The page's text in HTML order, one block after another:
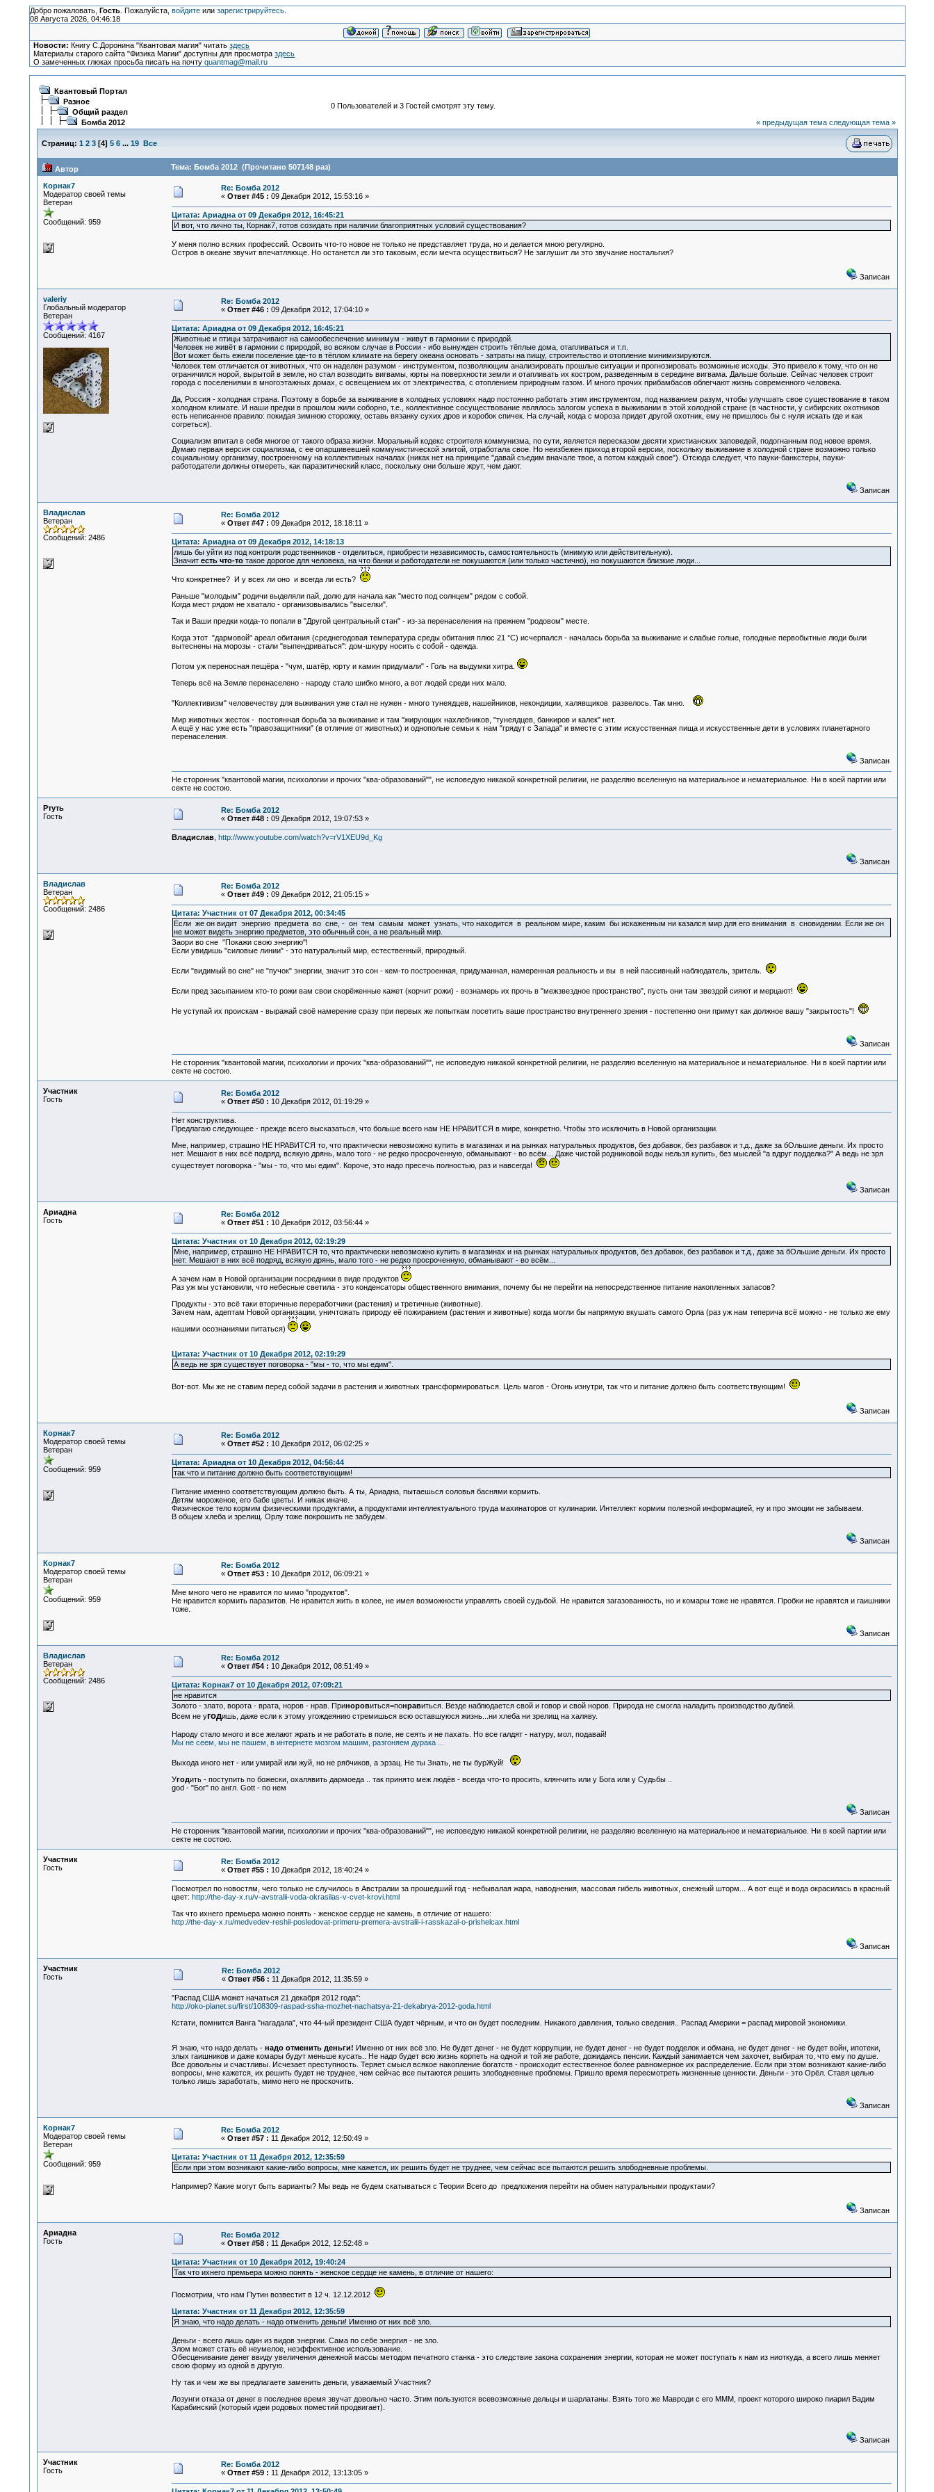
Добро пожаловать, Гость. Пожалуйста, войдитеили зарегистрируйтесь.
08 Августа 2026, 04:46:18
Новости: Книгу С.Доронина "Квантовая магия" читатьздесь
Материалы старого сайта "Физика Магии" доступны для просмотраздесь
О замеченных глюках просьба писать на почтуquantmag@mail.ru
Квантовый Портал
Разное
Общий раздел
Бомба 2012
0 Пользователей и 3 Гостей смотрят эту тему.
« предыдущая тема следующая тема »
Страниц: 1 2 3[4] 5 6 ... 19 Все
Автор Тема: Бомба 2012 (Прочитано 507148 раз)
Корнак7
Модератор своей темы
Ветеран
Сообщений: 959
Re: Бомба 2012
« Ответ #45 : 09 Декабря 2012, 15:53:16 »
Цитата: Ариадна от 09 Декабря 2012, 16:45:21
И вот, что лично ты, Корнак7, готов созидать при наличии благоприятных условий существования?
У меня полно всяких профессий. Освоить что-то новое не только не представляет труда, но и делается мною регулярно.
Остров в океане звучит впечатляюще. Но останется ли это таковым, если мечта осуществиться? Не заглушит ли это звучание ностальгия?
Записан
valeriy
Глобальный модератор
Ветеран
Сообщений: 4167
Re: Бомба 2012
« Ответ #46 : 09 Декабря 2012, 17:04:10 »
Цитата: Ариадна от 09 Декабря 2012, 16:45:21
Животные и птицы затрачивают на самообеспечение минимум - живут в гармонии с природой.
Человек не живёт в гармонии с природой, во всяком случае в России - ибо вынужден строить тёплые дома, отапливаться и т.п.
Вот может быть ежели поселение где-то в тёплом климате на берегу океана основать - затраты на пищу, строительство и отопление минимизируются.
Человек тем отличается от животных, что он наделен разумом - инструментом, позволяющим анализировать прошлые ситуации и прогнозировать возможные исходы. Это привело к тому, что он не
ограничился норой, вырытой в земле, но стал возводить вигвамы, юрты на поверхности земли и отапливать их костром, разведенным в середине вигвама. Дальше больше. Сейчас человек строит
города с поселениями в многоэтажных домах, с освещением их от электричества, с отоплением природным газом. И много прочих прибамбасов облегчают жизнь современного человека.
Да, Россия - холодная страна. Поэтому в борьбе за выживание в холодных условиях надо постоянно работать этим инструментом, под названием разум, чтобы улучшать свое существование в таком
холодном климате. И наши предки в прошлом жили соборно, т.е., коллективное сосуществование являлось залогом успеха в выживании в этой холодной стране (в частности, у сибирских охотников
есть неписанное правило: покидая зимнюю сторожку, оставь вязанку сухих дров и коробок спичек. На случай, когда с мороза придет другой охотник, ему не пришлось бы с нуля искать где и как
согреться).
Социализм впитал в себя многое от такого образа жизни. Моральный кодекс строителя коммунизма, по сути, является пересказом десяти христианских заповедей, подогнанным под новое время.
Думаю первая версия социализма, с ее опаршивевшей коммунистической элитой, отработала свое. Но неизбежен приход второй версии, поскольку выживание в холодной стране возможно только
социальному организму, построенному на коллективных началах (никак нет на принципе "давай съедим вначале твое, а потом каждый свое"). Отсюда следует, что пауки-банкстеры, пауки-
работодатели должны отмереть, как паразитический класс, поскольку они больше жрут, чем дают.
Записан
Владислав
Ветеран
Сообщений: 2486
Re: Бомба 2012
« Ответ #47 : 09 Декабря 2012, 18:18:11 »
Цитата: Ариадна от 09 Декабря 2012, 14:18:13
лишь бы уйти из под контроля родственников - отделиться, приобрести независимость, самостоятельность (мнимую или действительную).
Значит есть что-то такое дорогое для человека, на что банки и работодатели не покушаются (или только частично), но покушаются близкие люди...
Что конкретнее? И у всех ли оно и всегда ли есть?
Раньше "молодым" родичи выделяли пай, долю для начала как "место под солнцем" рядом с собой.
Когда мест рядом не хватало - организовывались "выселки".
Так и Ваши предки когда-то попали в "Другой центральный стан" - из-за перенаселения на прежнем "родовом" месте.
Когда этот "дармовой" ареал обитания (среднегодовая температура среды обитания плюс 21 °С) исчерпался - началась борьба за выживание и слабые голые, голодные первобытные люди были
вытеснены на морозы - стали "выпендриваться": дом-шкуру носить с собой - одежда.
Потом уж переносная пещёра - "чум, шатёр, юрту и камин придумали" - Голь на выдумки хитра.
Теперь всё на Земле перенаселено - народу стало шибко много, а вот людей среди них мало.
"Коллективизм" человечеству для выживания уже стал не нужен - много тунеядцев, нашейников, некондиции, халявщиков развелось. Так мню.
Мир животных жесток - постоянная борьба за выживание и там "жирующих нахлебников, "тунеядцев, банкиров и калек" нет.
А ещё у нас уже есть "правозащитники" (в отличие от животных) и однополые семьи к нам "грядут с Запада" и вместе с этим искусственная пища и искусственные дети в условиях планетарного
перенаселения.
Записан
Не сторонник "квантовой магии, психологии и прочих "ква-образований"", не исповедую никакой конкретной религии, не разделяю вселенную на материальное и нематериальное. Ни в коей партии или
секте не состою.
Ртуть
Гость
Re: Бомба 2012
« Ответ #48 : 09 Декабря 2012, 19:07:53 »
Владислав, http://www.youtube.com/watch?v=rV1XEU9d_Kg
Записан
Владислав
Ветеран
Сообщений: 2486
Re: Бомба 2012
« Ответ #49 : 09 Декабря 2012, 21:05:15 »
Цитата: Участник от 07 Декабря 2012, 00:34:45
Если же он видит энергию предмета во сне, - он тем самым может узнать, что находится в реальном мире, каким бы искаженным ни казался мир для его внимания в сновидении. Если же он
не может видеть энергию предметов, это обычный сон, а не реальный мир.
Заори во сне "Покажи свою энергию"!
Если увидишь "силовые линии" - это натуральный мир, естественный, природный.
Если "видимый во сне" не "пучок" энергии, значит это сон - кем-то построенная, придуманная, намеренная реальность и вы в ней пассивный наблюдатель, зритель.
Если пред засыпанием кто-то рожи вам свои скорёженные кажет (корчит рожи) - вознамерь их прочь в "межзвездное пространство", пусть они там звездой сияют и мерцают!
Не уступай их проискам - выражай своё намерение сразу при первых же попыткам посетить ваше пространство внутреннего зрения - постепенно они примут как должное вашу "закрытость"!
Записан
Не сторонник "квантовой магии, психологии и прочих "ква-образований"", не исповедую никакой конкретной религии, не разделяю вселенную на материальное и нематериальное. Ни в коей партии или
секте не состою.
Участник
Гость
Re: Бомба 2012
« Ответ #50 : 10 Декабря 2012, 01:19:29 »
Нет конструктива.
Предлагаю следующее - прежде всего высказаться, что больше всего нам НЕ НРАВИТСЯ в мире, конкретно. Чтобы это исключить в Новой организации.
Мне, например, страшно НЕ НРАВИТСЯ то, что практически невозможно купить в магазинах и на рынках натуральных продуктов, без добавок, без разбавок и т.д., даже за бОльшие деньги. Их просто
нет. Мешают в них всё подряд, всякую дрянь, мало того - не редко просроченную, обманывают - во всём... Даже чистой родниковой воды нельзя купить, без мыслей "а вдруг подделка?" А ведь не зря
существует поговорка - "мы - то, что мы едим". Короче, это надо пресечь полностью, раз и навсегда!
Записан
Ариадна
Гость
Re: Бомба 2012
« Ответ #51 : 10 Декабря 2012, 03:56:44 »
Цитата: Участник от 10 Декабря 2012, 02:19:29
Мне, например, страшно НЕ НРАВИТСЯ то, что практически невозможно купить в магазинах и на рынках натуральных продуктов, без добавок, без разбавок и т.д., даже за бОльшие деньги. Их просто
нет. Мешают в них всё подряд, всякую дрянь, мало того - не редко просроченную, обманывают - во всём...
А зачем нам в Новой организации посредники в виде продуктов
Раз уж мы установили, что небесные светила - это конденсаторы общественного внимания, почему бы не перейти на непосредственное питание накопленных запасов?
Продукты - это всё таки вторичные переработчики (растения) и третичные (животные).
Зачем нам, адептам Новой организации, уничтожать природу её пожиранием (растения и животные) когда могли бы напрямую вкушать самого Орла (раз уж нам теперича всё можно - не только же ему
нашими осознаниями питаться)
Цитата: Участник от 10 Декабря 2012, 02:19:29
А ведь не зря существует поговорка - "мы - то, что мы едим".
Вот-вот. Мы же не ставим перед собой задачи в растения и животных трансформироваться. Цель магов - Огонь изнутри, так что и питание должно быть соответствующим!
Записан
Корнак7
Модератор своей темы
Ветеран
Сообщений: 959
Re: Бомба 2012
« Ответ #52 : 10 Декабря 2012, 06:02:25 »
Цитата: Ариадна от 10 Декабря 2012, 04:56:44
так что и питание должно быть соответствующим!
Питание именно соответствующим должно быть. А ты, Ариадна, пытаешься соловья баснями кормить.
Детям мороженое, его бабе цветы. И никак иначе.
Физическое тело кормим физическими продуктами, а продуктами интеллектуального труда махинаторов от кулинарии. Интеллект кормим полезной информацией, ну и про эмоции не забываем.
В общем хлеба и зрелищ. Орлу тоже покрошить не забудем.
Записан
Корнак7
Модератор своей темы
Ветеран
Сообщений: 959
Re: Бомба 2012
« Ответ #53 : 10 Декабря 2012, 06:09:21 »
Мне много чего не нравится по мимо "продуктов".
Не нравится кормить паразитов. Не нравится жить в колее, не имея возможности управлять своей судьбой. Не нравится загазованность, но и комары тоже не нравятся. Пробки не нравятся и гаишники
тоже.
Записан
Владислав
Ветеран
Сообщений: 2486
Re: Бомба 2012
« Ответ #54 : 10 Декабря 2012, 08:51:49 »
Цитата: Корнак7 от 10 Декабря 2012, 07:09:21
не нравится
Золото - злато, ворота - врата, норов - нрав. Приноровиться=понравиться. Везде наблюдается свой и говор и свой норов. Природа не смогла наладить производство дублей.
Всем не угодишь, даже если к этому угождеянию стремишься всю оставшуюся жизнь...ни хлеба ни зрелищ на халяву.
Народу стало много и все желают жрать и не работать в поле, не сеять и не пахать. Но все галдят - натуру, мол, подавай!
Мы не сеем, мы не пашем, в интернете мозгом машим, разгоняем дурака ...
Выхода иного нет - или умирай или жуй, но не рябчиков, а эрзац. Не ты Знать, не ты бурЖуй!
Угодить - поступить по божески, охалявить дармоеда .. так принято меж людёв - всегда что-то просить, клянчить или у Бога или у Судьбы ..
god - "Бог" по англ. Gott - по нем
Записан
Не сторонник "квантовой магии, психологии и прочих "ква-образований"", не исповедую никакой конкретной религии, не разделяю вселенную на материальное и нематериальное. Ни в коей партии или
секте не состою.
Участник
Гость
Re: Бомба 2012
« Ответ #55 : 10 Декабря 2012, 18:40:24 »
Посмотрел по новостям, чего только не случилось в Австралии за прошедший год - небывалая жара, наводнения, массовая гибель животных, снежный шторм... А вот ещё и вода окрасилась в красный
цвет: http://the-day-x.ru/v-avstralii-voda-okrasilas-v-cvet-krovi.html
Так что ихнего премьера можно понять - женское сердце не камень, в отличие от нашего:
http://the-day-x.ru/medvedev-reshil-posledovat-primeru-premera-avstralii-i-rasskazal-o-prishelcax.html
Записан
Участник
Гость
Re: Бомба 2012
« Ответ #56 : 11 Декабря 2012, 11:35:59 »
"Распад США может начаться 21 декабря 2012 года":
http://oko-planet.su/first/108309-raspad-ssha-mozhet-nachatsya-21-dekabrya-2012-goda.html
Кстати, помнится Ванга "нагадала", что 44-ый президент США будет чёрным, и что он будет последним. Никакого давления, только сведения.. Распад Америки = распад мировой экономики.
Я знаю, что надо делать - надо отменить деньги! Именно от них всё зло. Не будет денег - не будет коррупции, не будет денег - не будет подделок и обмана, не будет денег - не будет войн, ипотеки,
злых гаишников и даже комары будут меньше кусать.. Не надо будет всю жизнь корпеть на одной и той же работе, дожидаясь пенсии. Каждый занимается чем захочет, выбирая то, что ему по душе.
Все довольны и счастливы. Исчезает преступность. Теряет смысл всякое накопление богатств - происходит естественное более равномерное их распределение. Если при этом возникают какие-либо
вопросы, мне кажется, их решить будет не труднее, чем сейчас все пытаются решить злободневные проблемы. Пришло время пересмотреть жизненные ценности. Деньги - это Орёл. Ставя целью
только лишь заработать, мимо него не проскочить.
Записан
Корнак7
Модератор своей темы
Ветеран
Сообщений: 959
Re: Бомба 2012
« Ответ #57 : 11 Декабря 2012, 12:50:49 »
Цитата: Участник от 11 Декабря 2012, 12:35:59
Если при этом возникают какие-либо вопросы, мне кажется, их решить будет не труднее, чем сейчас все пытаются решить злободневные проблемы.
Например? Какие могут быть варианты? Мы ведь не будем скатываться с Теории Всего до предложения перейти на обмен натуральными продуктами?
Записан
Ариадна
Гость
Re: Бомба 2012
« Ответ #58 : 11 Декабря 2012, 12:52:48 »
Цитата: Участник от 10 Декабря 2012, 19:40:24
Так что ихнего премьера можно понять - женское сердце не камень, в отличие от нашего:
Посмотрим, что нам Путин возвестит в 12 ч. 12.12.2012
Цитата: Участник от 11 Декабря 2012, 12:35:59
Я знаю, что надо делать - надо отменить деньги! Именно от них всё зло.
Деньги - всего лишь один из видов энергии. Сама по себе энергия - не зло.
Злом может стать её неумелое, неэффективное использование.
Обесценивание денег ввиду увеличения денежной массы методом печатного станка - это следствие закона сохранения энергии, которая не может поступать к нам из ниоткуда, а всего лишь меняет
свою форму из одной в другую.
Ну так и чем же вы предлагаете заменить деньги, уважаемый Участник?
Лозунги отказа от денег в последнее время звучат довольно часто. Этим пользуются всевозможные дельцы и шарлатаны. Взять того же Мавроди с его МММ, проект которого широко пиарил Вадим
Карабинский (который идеи родовых поместий продвигает).
Записан
Участник
Гость
Re: Бомба 2012
« Ответ #59 : 11 Декабря 2012, 13:13:05 »